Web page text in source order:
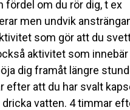
fördel om du rör dig, t ex
men undvik
som gör att du
aktivitet som
dig framåt längre
efter att du har svalt
dricka vatten. 4 timmar